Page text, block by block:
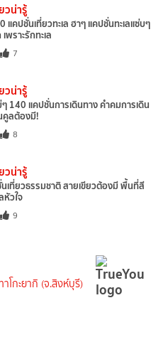
วน่ารู้
แคปชั่นเที่ยวทะเล ฮาๆ แคปชั่นทะเลแซ่บๆ
พราะรักทะเล
7
วน่ารู้
140 แคปชั่นการเดินทาง คำคมการเดิน
คูลต้องมี!
8
วน่ารู้
เที่ยวธรรมชาติ สายเขียวต้องมี พื้นที่สี
หัวใจ
9
โกะยากิ (จ.สิงห์บุรี)